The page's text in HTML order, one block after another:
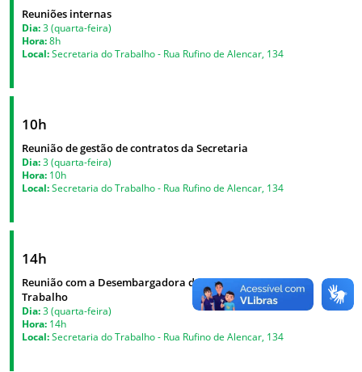
Reuniões internas
Dia:3 (quarta-feira)
Hora:8h
Local:Secretaria do Trabalho - Rua Rufino de Alencar, 134
10h
Reunião de gestão de contratos da Secretaria
Dia:3 (quarta-feira)
Hora: 10h
Local:Secretaria do Trabalho - Rua Rufino de Alencar, 134
14h
Reunião com a Desembargadora do Tribunal Regional do
Trabalho
Dia:3 (quarta-feira)
Hora: 14h
Local:Secretaria do Trabalho - Rua Rufino de Alencar, 134